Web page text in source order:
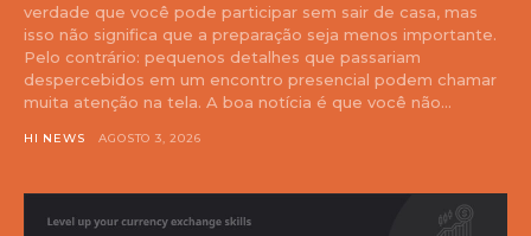
verdade que você pode participar sem sair de casa, mas
isso não significa que a preparação seja menos importante.
Pelo contrário: pequenos detalhes que passariam
despercebidos em um encontro presencial podem chamar
muita atenção na tela. A boa notícia é que você não...
HI NEWS AGOSTO 3, 2026